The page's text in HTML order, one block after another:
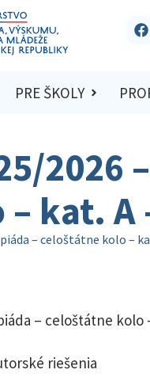
PRE ŠKOLY
2026
kat. A
– celoštátne kolo –
– celoštátne kolo
riešenia